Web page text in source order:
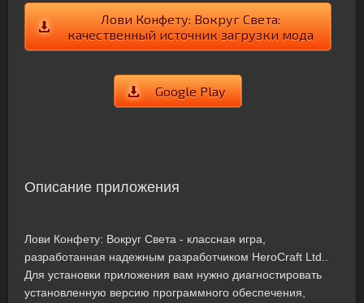
Лови Конфету: Вокруг Света:
качественный источник загрузки мода
Google Play
Описание приложения
Лови Конфету: Вокруг Света - классная игра,
разработанная надежным разработчиком HeroCraft Ltd..
Для установки приложения вам нужно диагностировать
установленную версию программного обеспечения,